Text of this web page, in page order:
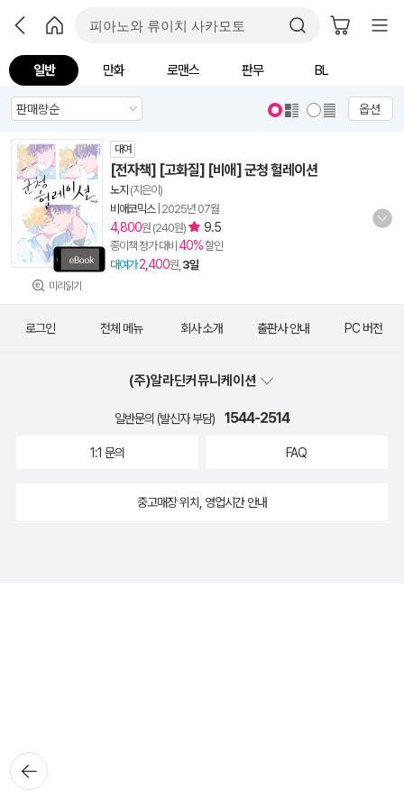
일반 만화 로맨스 판무 BL
옵션
미리읽기
대여
[전자책] [고화질] [비애] 군청 헐레이션
노지 (지은이)
비애코믹스| 2025년 07월
4,800원 (240원) 9.5
종이책 정가 대비 40%할인
대여가 2,400원, 3일
뒤로가
기
로그인 전체 메뉴 회사 소개 출판사 안내 PC 버전
(주)알라딘커뮤니케이션
일반문의 (발신자 부담) 1544-2514
1:1 문의 FAQ
중고매장 위치, 영업시간 안내